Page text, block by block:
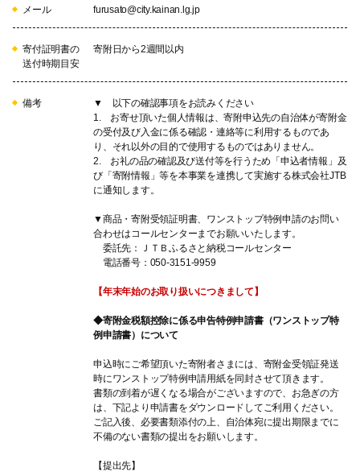
メール furusato@city.kainan.lg.jp
寄付証明書の
送付時期目安
寄附日から2週間以内
備考
▼ 以下の確認事項をお読みください
1. お寄せ頂いた個人情報は、寄附申込先の自治体が寄附金
の受付及び入金に係る確認・連絡等に利用するものであ
り、それ以外の目的で使用するものではありません。
2. お礼の品の確認及び送付等を行うため「申込者情報」及
び「寄附情報」等を本事業を連携して実施する株式会社JTB
に通知します。
▼商品・寄附受領証明書、ワンストップ特例申請のお問い
合わせはコールセンターまでお願いいたします。
委託先：ＪＴＢふるさと納税コールセンター
電話番号：050-3151-9959
【年末年始のお取り扱いにつきまして】
◆寄附金税額控除に係る申告特例申請書（ワンストップ特
例申請書）について
申込時にご希望頂いた寄附者さまには、寄附金受領証発送
時にワンストップ特例申請用紙を同封させて頂きます。
書類の到着が遅くなる場合がございますので、お急ぎの方
は、下記より申請書をダウンロードしてご利用ください。
ご記入後、必要書類添付の上、自治体宛に提出期限までに
不備のない書類の提出をお願いします。
【提出先】